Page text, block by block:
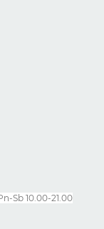
Sb 10.00-21.00